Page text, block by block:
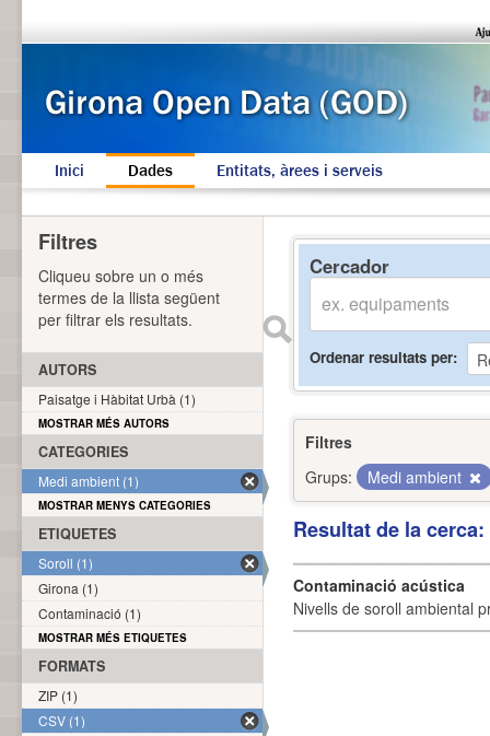
Inici Dades Entitats, àrees i serveis
Cercador
Ordenar resultats per
Filtres
Grups:
Medi ambient
Resultat de la
Contaminació acústica
Nivells de soroll ambiental
Filtres
Cliqueu sobre un o més
termes de la llista següent
per filtrar els resultats.
AUTORS
Paisatge i Hàbitat Urbà (1)
MOSTRAR MÉS AUTORS
CATEGORIES
Medi ambient (1)
MOSTRAR MENYS CATEGORIES
ETIQUETES
Soroll (1)
Girona (1)
Contaminació (1)
MOSTRAR MÉS ETIQUETES
FORMATS
ZIP (1)
CSV (1)